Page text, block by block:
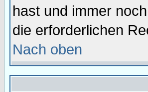
hast und immer
die erforderlichen
Nach oben